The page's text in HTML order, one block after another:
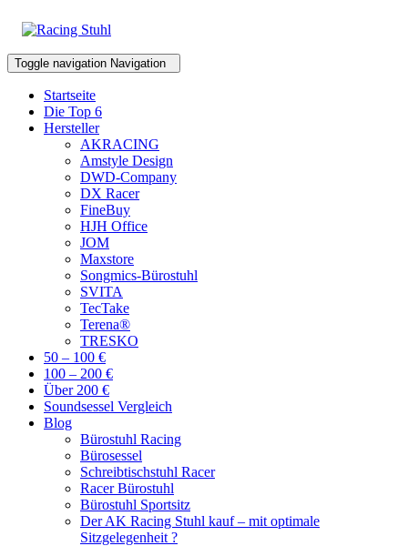
Toggle navigation Navigation
Startseite
Die Top 6
Hersteller
AKRACING
Amstyle Design
DWD-Company
DX Racer
FineBuy
HJH Office
JOM
Maxstore
Songmics-Bürostuhl
SVITA
TecTake
Terena®
TRESKO
50 – 100 €
100 – 200 €
Über 200 €
Soundsessel Vergleich
Blog
Bürostuhl Racing
Bürosessel
Schreibtischstuhl Racer
Racer Bürostuhl
Bürostuhl Sportsitz
Der AK Racing Stuhl kauf – mit optimale
Sitzgelegenheit ?